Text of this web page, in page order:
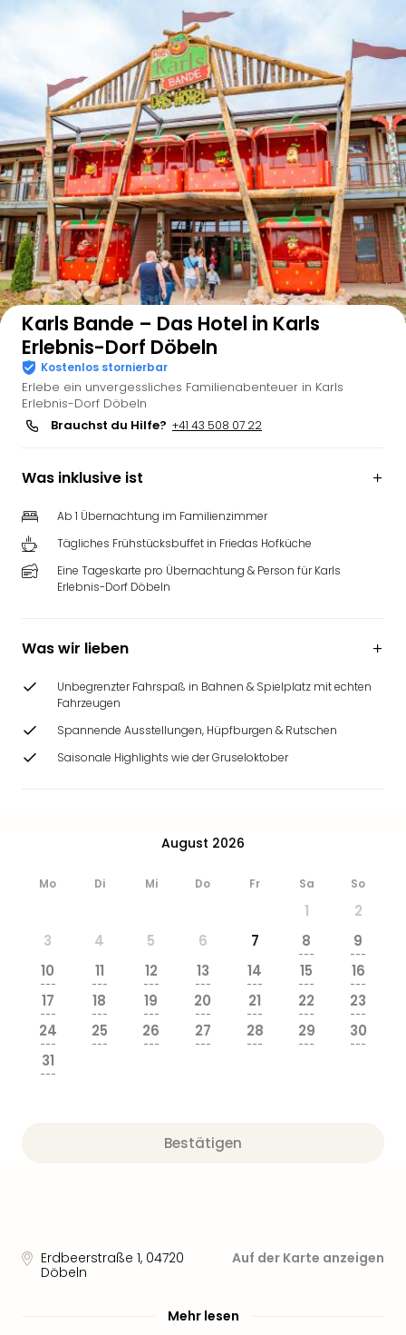
Auf der Karte anzeigen
Karls Bande – Das Hotel in Karls
Erlebnis-Dorf Döbeln
Kostenlos stornierbar
Erlebe ein unvergessliches Familienabenteuer in Karls
Erlebnis-Dorf Döbeln
Brauchst du Hilfe? +41 43 508 07 22
Was inklusive ist
Ab 1 Übernachtung im Familienzimmer
Tägliches Frühstücksbuffet in Friedas Hofküche
Eine Tageskarte pro Übernachtung & Person für Karls
Erlebnis-Dorf Döbeln
Was wir lieben
Unbegrenzter Fahrspaß in Bahnen & Spielplatz mit echten
Fahrzeugen
Spannende Ausstellungen, Hüpfburgen & Rutschen
Saisonale Highlights wie der Gruseloktober
August 2026
Mo Di Mi Do Fr Sa So
1
2
3
4 5 6 7 8
---
9
---
10
---
11
---
12
---
13
---
14
---
15
---
16
---
17
---
18
---
19
---
20
---
21
---
22
---
23
---
24
---
25
---
26
---
27
---
28
---
29
---
30
---
31
---
Bestätigen
Erdbeerstraße 1, 04720
Döbeln
Auf der Karte anzeigen
Mehr lesen